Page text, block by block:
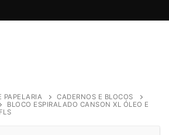
PAPELARIA
CADERNOS E BLOCOS
BLOCO ESPIRALADO CANSON XL ÓLEO E